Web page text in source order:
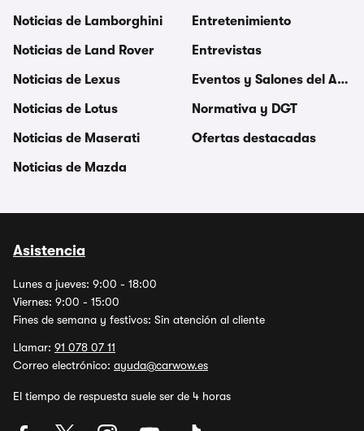
Noticias de Lamborghini
Noticias de Land Rover
Noticias de Lexus
Noticias de Lotus
Noticias de Maserati
Noticias de Mazda
Entretenimiento
Entrevistas
Eventos y Salones del
Normativa y DGT
Ofertas destacadas
Asistencia
Lunes a jueves: 9:00 - 18:00
Viernes: 9:00 - 15:00
Fines de semana y festivos: Sin atención al cliente
Llamar: 91 078 07 11
Correo electrónico: ayuda@carwow.es
El tiempo de respuesta suele ser de 4 horas